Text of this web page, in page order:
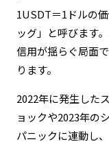
1USDT＝1ドルの
ッグ」と呼びます
信用が揺らぐ局面
ります。
2022年に発生した
ョックや2023年の
パニックに連動し